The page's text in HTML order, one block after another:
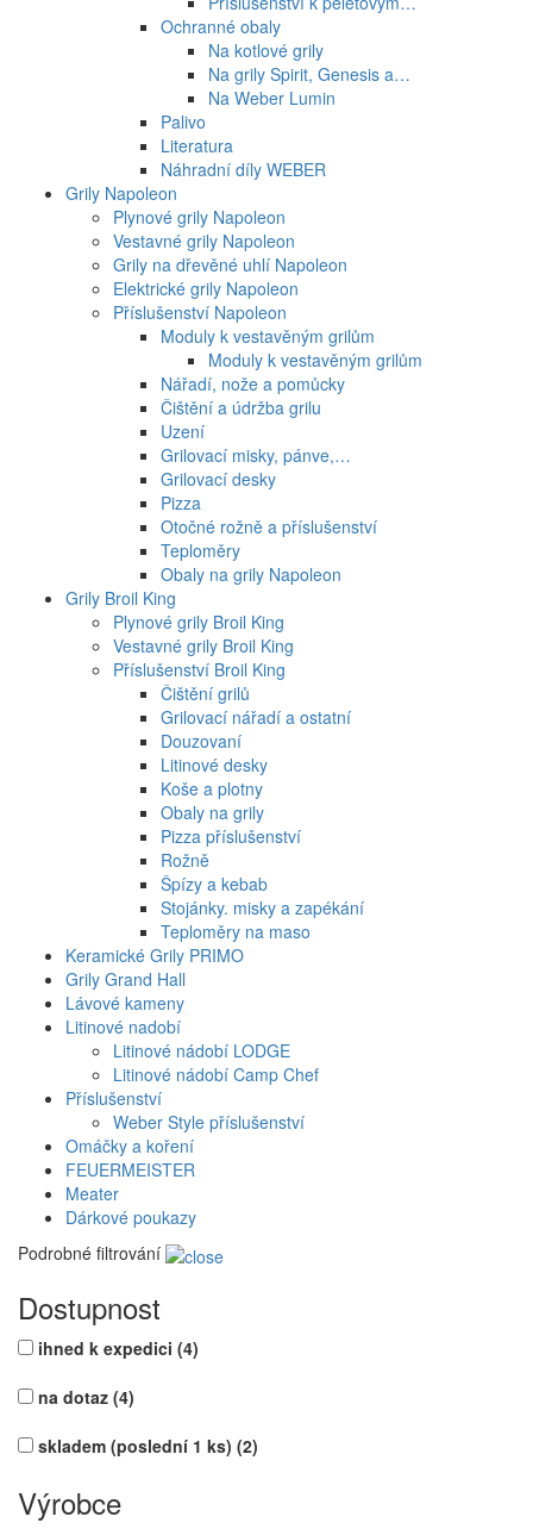
Ochranné obaly
Na kotlové grily
Na grily Spirit, Genesis a…
Na Weber Lumin
Palivo
Literatura
Náhradní díly WEBER
Grily Napoleon
Plynové grily Napoleon
Vestavné grily Napoleon
Grily na dřevěné uhlí Napoleon
Elektrické grily Napoleon
Příslušenství Napoleon
Moduly k vestavěným grilům
Moduly k vestavěným grilům
Nářadí, nože a pomůcky
Čištění a údržba grilu
Uzení
Grilovací misky, pánve,…
Grilovací desky
Pizza
Otočné rožně a příslušenství
Teploměry
Obaly na grily Napoleon
Grily Broil King
Plynové grily Broil King
Vestavné grily Broil King
Příslušenství Broil King
Čištění grilů
Grilovací nářadí a ostatní
Douzovaní
Litinové desky
Koše a plotny
Obaly na grily
Pizza příslušenství
Rožně
Špízy a kebab
Stojánky. misky a zapékání
Teploměry na maso
Keramické Grily PRIMO
Grily Grand Hall
Lávové kameny
Litinové nadobí
Litinové nádobí LODGE
Litinové nádobí Camp Chef
Příslušenství
Weber Style příslušenství
Omáčky a koření
FEUERMEISTER
Meater
Dárkové poukazy
Podrobné filtrování
Dostupnost
ihned k expedici (4)
na dotaz (4)
skladem (poslední 1 ks) (2)
Výrobce